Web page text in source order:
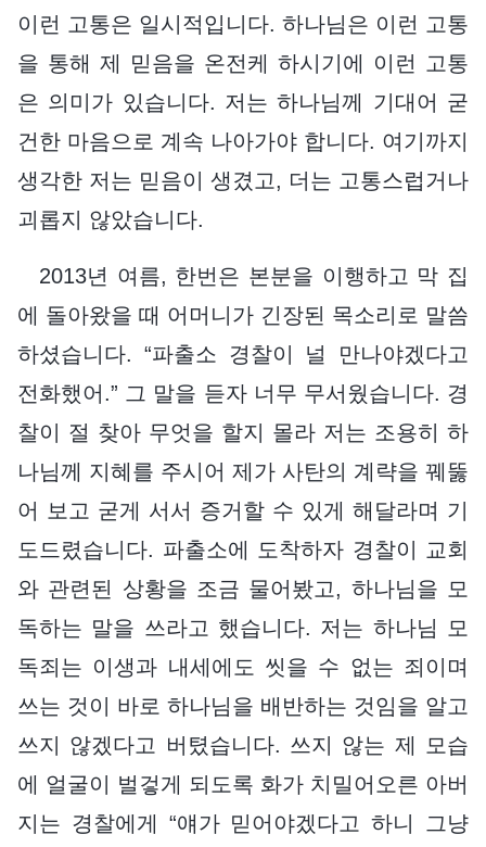
이런 고통은 일시적입니다. 하나님은 이런 고통
을 통해 제 믿음을 온전케 하시기에 이런 고통
은 의미가 있습니다. 저는 하나님께 기대어 굳
건한 마음으로 계속 나아가야 합니다. 여기까지
생각한 저는 믿음이 생겼고, 더는 고통스럽거나
괴롭지 않았습니다.
2013년 여름, 한번은 본분을 이행하고 막 집
에 돌아왔을 때 어머니가 긴장된 목소리로 말씀
하셨습니다. “파출소 경찰이 널 만나야겠다고
전화했어.” 그 말을 듣자 너무 무서웠습니다. 경
찰이 절 찾아 무엇을 할지 몰라 저는 조용히 하
나님께 지혜를 주시어 제가 사탄의 계략을 꿰뚫
어 보고 굳게 서서 증거할 수 있게 해달라며 기
도드렸습니다. 파출소에 도착하자 경찰이 교회
와 관련된 상황을 조금 물어봤고, 하나님을 모
독하는 말을 쓰라고 했습니다. 저는 하나님 모
독죄는 이생과 내세에도 씻을 수 없는 죄이며
쓰는 것이 바로 하나님을 배반하는 것임을 알고
쓰지 않겠다고 버텼습니다. 쓰지 않는 제 모습
에 얼굴이 벌겋게 되도록 화가 치밀어오른 아버
지는 경찰에게 “얘가 믿어야겠다고 하니 그냥